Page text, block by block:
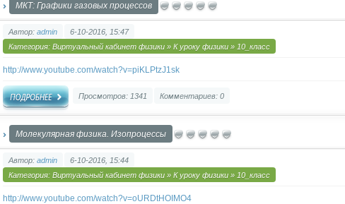
МКТ: Графики газовых процессов
Автор: admin
6-10-2016, 15:47
Категория: Виртуальный кабинет физики » К уроку физики » 10_класс
http://www.youtube.com/watch?v=piKLPtzJ1sk
Просмотров: 1341 Комментариев: 0
Молекулярная физика. Изопроцессы
Автор: admin
6-10-2016, 15:44
Категория: Виртуальный кабинет физики » К уроку физики » 10_класс
http://www.youtube.com/watch?v=oURDtHOIMO4